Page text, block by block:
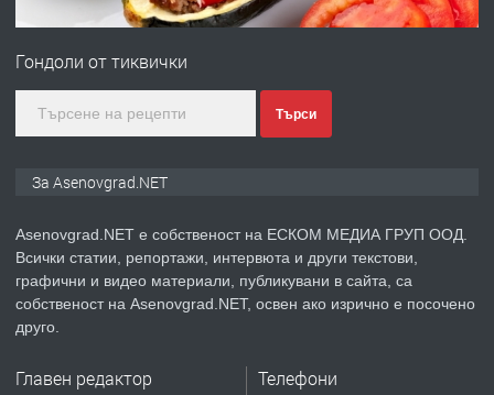
Професионална зеленчукорезачка
преди 2 години
ПРЕДЛАГА
Давам индивидуалани уроци по
Гондоли от тиквички
Търси
За Asenovgrad.NET
Asenovgrad.NET е собственост на ЕСКОМ МЕДИА ГРУП ООД.
Всички статии, репортажи, интервюта и други текстови,
графични и видео материали, публикувани в сайта, са
собственост на Asenovgrad.NET, освен ако изрично е посочено
друго.
Главен редактор Телефони